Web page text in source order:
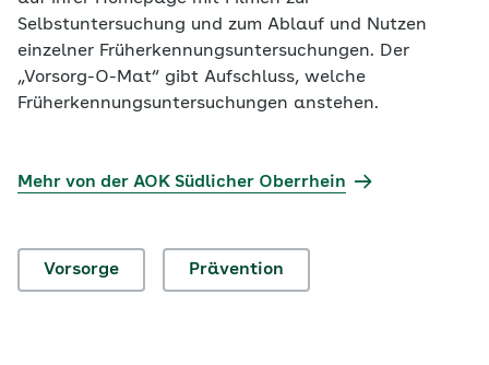
Selbstuntersuchung und zum Ablauf und Nutzen
einzelner Früherkennungsuntersuchungen. Der
„Vorsorg-O-Mat“ gibt Aufschluss, welche
Früherkennungsuntersuchungen anstehen.
Mehr von der AOK Südlicher Oberrhein
Vorsorge Prävention